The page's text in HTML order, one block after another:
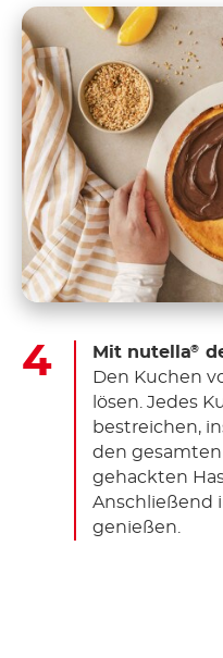
Mit nutella®
Den Kuchen
lösen. Jedes
bestreichen,
den
gehackten
Anschließend
genießen.